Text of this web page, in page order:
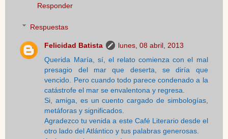
Responder
Respuestas
Felicidad Batista
lunes, 08 abril, 2013
Querida María, sí, el relato comienza con el mal
presagio del mar que deserta, se diría que
vencido. Pero cuando todo parece condenado a la
catástrofe el mar se envalentona y regresa.
Si, amiga, es un cuento cargado de simbologías,
metáforas y significados.
Agradezco tu venida a este Café Literario desde el
otro lado del Atlántico y tus palabras generosas.